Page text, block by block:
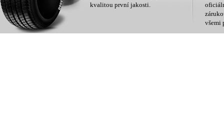
kvalitou první jakosti.
všemi